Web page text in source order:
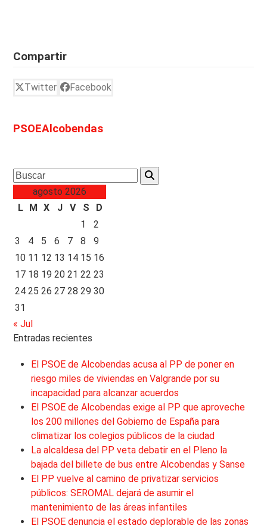
Compartir
Twitter Facebook
PSOEAlcobendas
Search
agosto 2026
L M X J V S
D
1
2
3
4 5 6 7 8
9
10 11 12 13 14 15 16
17 18 19 20 21 22 23
24 25 26 27 28 29 30
31
« Jul
Entradas recientes
El PSOE de Alcobendas acusa al PP de poner en
riesgo miles de viviendas en Valgrande por su
incapacidad para alcanzar acuerdos
El PSOE de Alcobendas exige al PP que aproveche
los 200 millones del Gobierno de España para
climatizar los colegios públicos de la ciudad
La alcaldesa del PP veta debatir en el Pleno la
bajada del billete de bus entre Alcobendas y Sanse
El PP vuelve al camino de privatizar servicios
públicos: SEROMAL dejará de asumir el
mantenimiento de las áreas infantiles
El PSOE denuncia el estado deplorable de las zonas